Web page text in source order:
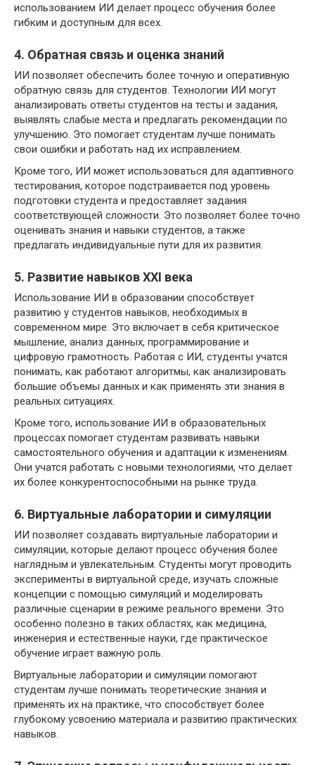
использованием ИИ делает процесс обучения более
гибким и доступным для всех.
4. Обратная связь и оценка знаний
ИИ позволяет обеспечить более точную и оперативную
обратную связь для студентов. Технологии ИИ могут
анализировать ответы студентов на тесты и задания,
выявлять слабые места и предлагать рекомендации по
улучшению. Это помогает студентам лучше понимать
свои ошибки и работать над их исправлением.
Кроме того, ИИ может использоваться для адаптивного
тестирования, которое подстраивается под уровень
подготовки студента и предоставляет задания
соответствующей сложности. Это позволяет более точно
оценивать знания и навыки студентов, а также
предлагать индивидуальные пути для их развития.
5. Развитие навыков XXI века
Использование ИИ в образовании способствует
развитию у студентов навыков, необходимых в
современном мире. Это включает в себя критическое
мышление, анализ данных, программирование и
цифровую грамотность. Работая с ИИ, студенты учатся
понимать, как работают алгоритмы, как анализировать
большие объемы данных и как применять эти знания в
реальных ситуациях.
Кроме того, использование ИИ в образовательных
процессах помогает студентам развивать навыки
самостоятельного обучения и адаптации к изменениям.
Они учатся работать с новыми технологиями, что делает
их более конкурентоспособными на рынке труда.
6. Виртуальные лаборатории и симуляции
ИИ позволяет создавать виртуальные лаборатории и
симуляции, которые делают процесс обучения более
наглядным и увлекательным. Студенты могут проводить
эксперименты в виртуальной среде, изучать сложные
концепции с помощью симуляций и моделировать
различные сценарии в режиме реального времени. Это
особенно полезно в таких областях, как медицина,
инженерия и естественные науки, где практическое
обучение играет важную роль.
Виртуальные лаборатории и симуляции помогают
студентам лучше понимать теоретические знания и
применять их на практике, что способствует более
глубокому усвоению материала и развитию практических
навыков.